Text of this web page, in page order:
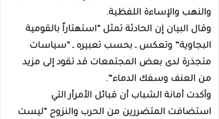
والنهب والإساءة اللفظية.
وقال البيان إن الحادثة تمثل “استهتاراً بالقومية
البجاوية” وتعكس ـ بحسب تعبيره ـ “سياسات
متجذرة لدى بعض المجتمعات قد تقود إلى مزيد
من العنف وسفك الدماء”.
وأكدت أمانة الشباب أن قبائل الأمرأر التي
استضافت المتضررين من الحرب والنزوح “ليست